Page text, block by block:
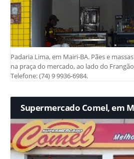
Padaria Lima, em Mairi-BA. Pães e
na praça do mercado, ao lado do
Telefone: (74) 9 9936-6984.
Supermercado Comel, em